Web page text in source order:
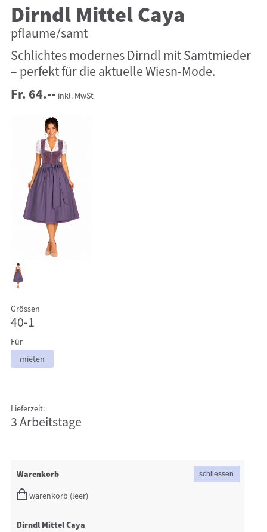
Dirndl Mittel Caya
pflaume/samt
Schlichtes modernes Dirndl mit Samtmieder
– perfekt für die aktuelle Wiesn-Mode.
Fr. 64.-- inkl. MwSt
Grössen
40-1
Für
mieten
Lieferzeit:
3 Arbeitstage
Warenkorb
warenkorb (leer)
Dirndl Mittel Caya